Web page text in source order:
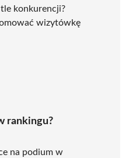
konkurencji?
wizytówkę
rankingu?
na podium w